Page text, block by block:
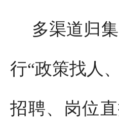
多渠道归
行“政策找人
招聘、岗位